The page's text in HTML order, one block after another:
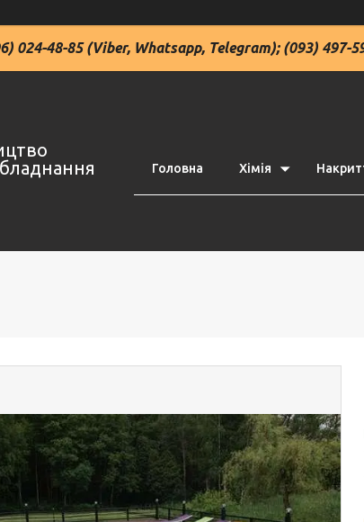
024-48-85 (Viber, Whatsapp, Telegram); (093) 497-
Головна Хімія